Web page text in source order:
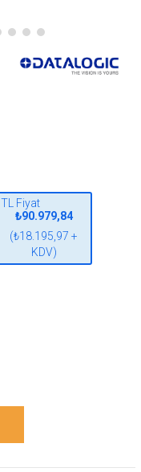
TL Fiyat
₺90.979,84
(₺18.195,97 +
KDV)